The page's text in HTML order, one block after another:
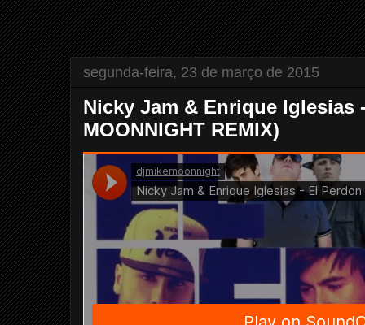
segunda-feira, 23 de março de 2015
Nicky Jam & Enrique Iglesias
MOONNIGHT REMIX)